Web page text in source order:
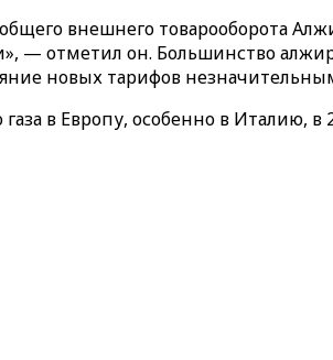
внешнего товарооборота
— отметил он. Большинство
новых тарифов
в Европу, особенно в Италию, в